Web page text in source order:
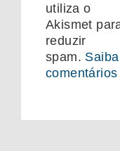
utiliza o
Akismet
reduzir
spam.